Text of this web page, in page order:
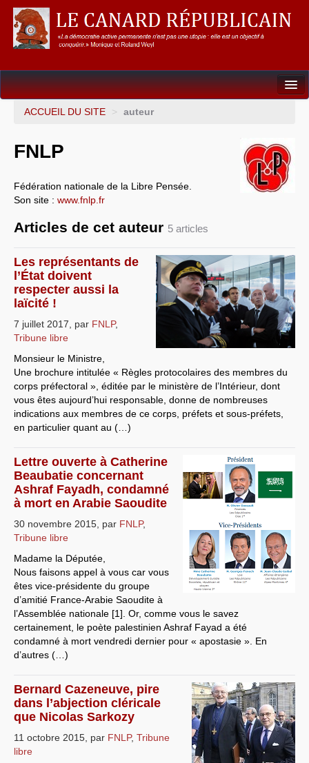
Dossiers
Un éléphant, ça trompe énormément !
Résistances
L’Empire américain
Systèmes & société sous contrôle
Nouvelles de l’antirépublique
Crises "Covid-19 & H1N1"
Guerre en Ukraine
ACCUEIL DU SITE > auteur
FNLP
Fédération nationale de la Libre Pensée.
Son site : www.fnlp.fr
Articles de cet auteur 5 articles
Les représentants de
l’État doivent
respecter aussi la
laïcité !
7 juillet 2017 par FNLP,
Tribune libre
Monsieur le Ministre,
Une brochure intitulée « Règles protocolaires des membres du
corps préfectoral », éditée par le ministère de l’Intérieur, dont
vous êtes aujourd’hui responsable, donne de nombreuses
indications aux membres de ce corps, préfets et sous-préfets,
en particulier quant au (…)
Lettre ouverte à Catherine
Beaubatie concernant
Ashraf Fayadh, condamné
à mort en Arabie Saoudite
30 novembre 2015 par FNLP,
Tribune libre
Madame la Députée,
Nous faisons appel à vous car vous
êtes vice-présidente du groupe
d’amitié France-Arabie Saoudite à
l’Assemblée nationale [1]. Or, comme vous le savez
certainement, le poète palestinien Ashraf Fayad a été
condamné à mort vendredi dernier pour « apostasie ». En
d’autres (…)
Bernard Cazeneuve, pire
dans l’abjection cléricale
que Nicolas Sarkozy
11 octobre 2015 par FNLP, Tribune
libre